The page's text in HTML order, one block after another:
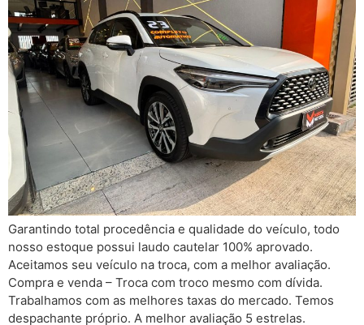
Garantindo total procedência e qualidade do veículo, todo
nosso estoque possui laudo cautelar 100% aprovado.
Aceitamos seu veículo na troca, com a melhor avaliação.
Compra e venda – Troca com troco mesmo com dívida.
Trabalhamos com as melhores taxas do mercado. Temos
despachante próprio. A melhor avaliação 5 estrelas.